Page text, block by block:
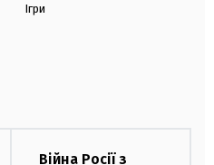
Ігри
Війна Росії з